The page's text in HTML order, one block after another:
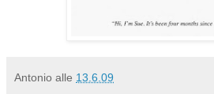
Antonio alle 13.6.09